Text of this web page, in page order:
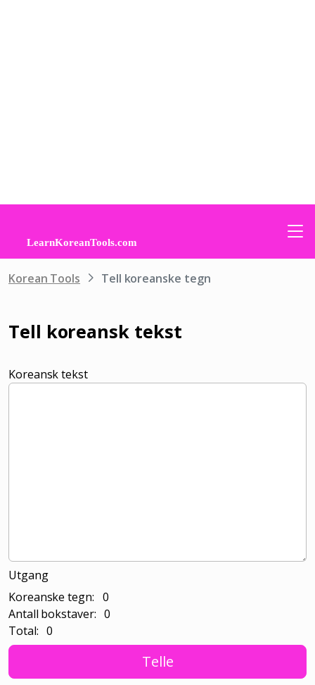
Korean Tools Tell koreanske tegn
Tell koreansk tekst
Koreansk tekst
Utgang
Koreanske tegn: 0
Antall bokstaver: 0
Total: 0
Telle